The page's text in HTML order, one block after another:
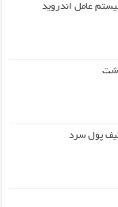
عامل اندروید
پول سرد